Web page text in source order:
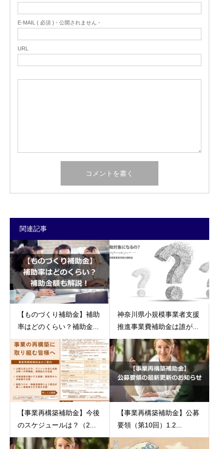
E-MAIL ( 必須 ) - 公開されません -
URL
関連記事
【ものづくり補助金】補助
率はどのくらい？補助金...
神奈川県小規模事業者支援
推進事業費補助金は誰が...
【事業再構築補助金】今後
のスケジュールは？（2...
【事業再構築補助金】公募
要領（第10回）1.2...